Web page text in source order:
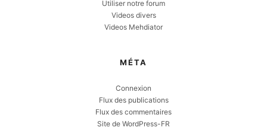
Utiliser notre forum
Videos divers
Videos Mehdiator
MÉTA
Connexion
Flux des publications
Flux des commentaires
Site de WordPress-FR